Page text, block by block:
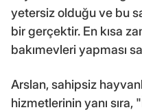
yetersiz olduğu ve bu
bir gerçektir. En kısa
bakımevleri yapması
Arslan, sahipsiz
hizmetlerinin yanı